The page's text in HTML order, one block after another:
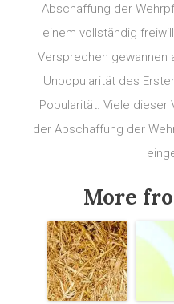
Abschaffung der
einem vollständig
Versprechen gewannen
Unpopularität des
Popularität. Viele dieser
der Abschaffung der
More